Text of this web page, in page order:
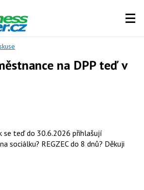
na DPP teď v
se teď do 30.6.2026 přihlašují
sociálku? REGZEC do 8 dnů? Děkuji